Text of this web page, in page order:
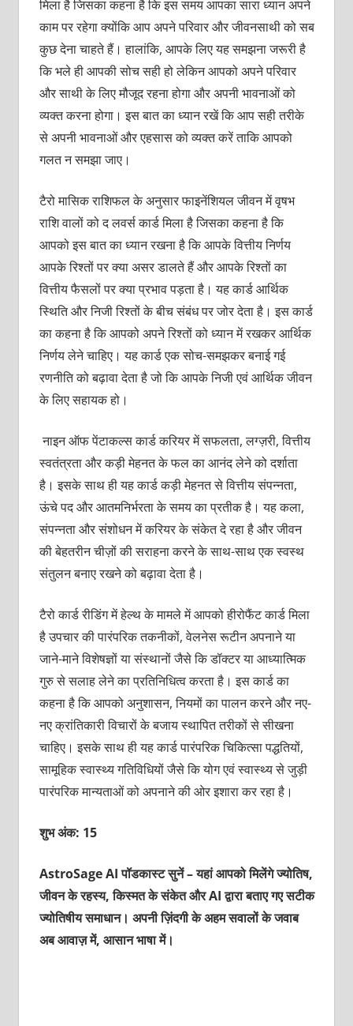
मिला है जिसका कहना है कि इस समय आपका सारा ध्‍यान अपने
काम पर रहेगा क्‍योंकि आप अपने परिवार और जीवनसाथी को सब
कुछ देना चाहते हैं। हालांकि, आपके लिए यह समझना जरूरी है
कि भले ही आपकी सोच सही हो लेकिन आपको अपने परिवार
और साथी के लिए मौजूद रहना होगा और अपनी भावनाओं को
व्‍यक्‍त करना होगा। इस बात का ध्‍यान रखें कि आप सही तरीके
से अपनी भावनाओं और एहसास को व्‍यक्‍त करें ताकि आपको
गलत न समझा जाए।
टैरो मासिक राशिफल के अनुसार फाइनेंशियल जीवन में वृषभ
राशि वालों को द लवर्स कार्ड मिला है जिसका कहना है कि
आपको इस बात का ध्‍यान रखना है कि आपके वित्तीय निर्णय
आपके रिश्‍तों पर क्‍या असर डालते हैं और आपके रिश्‍तों का
वित्तीय फैसलों पर क्‍या प्रभाव पड़ता है। यह कार्ड आर्थिक
स्थिति और निजी रिश्‍तों के बीच संबंध पर जोर देता है। इस कार्ड
का कहना है कि आपको अपने रिश्‍तों को ध्‍यान में रखकर आर्थिक
निर्णय लेने चाहिए। यह कार्ड एक सोच-समझकर बनाई गई
रणनीति को बढ़ावा देता है जो कि आपके निजी एवं आर्थिक जीवन
के लिए सहायक हो।
नाइन ऑफ पेंटाकल्‍स कार्ड करियर में सफलता, लग्‍ज़री,‍ वित्तीय
स्‍वतंत्रता और कड़ी मेहनत के फल का आनंद लेने को दर्शाता
है। इसके साथ ही यह कार्ड कड़ी मेहनत से वित्तीय संपन्‍नता,
ऊंचे पद और आतमनिर्भरता के समय का प्रतीक है। यह कला,
संपन्‍नता और संशोधन में करियर के संकेत दे रहा है और जीवन
की बेहतरीन चीज़ों की सराहना करने के साथ-साथ एक स्‍वस्‍थ
संतुलन बनाए रखने को बढ़ावा देता है।
टैरो कार्ड रीडिंग में हेल्‍थ के मामले में आपको हीरोफैंट कार्ड मिला
है उपचार की पारंपरिक तकनीकों, वेलनेस रूटीन अपनाने या
जाने-माने विशेषज्ञों या संस्‍थानों जैसे कि डॉक्‍टर या आध्‍यात्मिक
गुरु से सलाह लेने का प्रति‍निधित्‍व करता है। इस कार्ड का
कहना है कि आपको अनुशासन, नियमों का पालन करने और नए-
नए क्रांतिकारी विचारों के बजाय स्‍थापित तरीकों से सीखना
चाहिए। इसके साथ ही यह कार्ड पारंपरिक चिकित्‍सा पद्धतियों,
सामूहिक स्‍वास्‍थ्‍य गतिविधियों जैसे कि योग एवं स्‍वास्‍थ्‍य से जुड़ी
पारंपरिक मान्‍यताओं को अपनाने की ओर इशारा कर रहा है।
शुभ अंक: 15
AstroSage AI पॉडकास्ट सुनें – यहां आपको मिलेंगे ज्योतिष,
जीवन के रहस्य, किस्मत के संकेत और AI द्वारा बताए गए सटीक
ज्योतिषीय समाधान। अपनी ज़िंदगी के अहम सवालों के जवाब
अब आवाज़ में, आसान भाषा में।